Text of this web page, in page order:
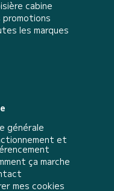
cabine
promotions
les marques
générale
et
ça marche
mes cookies